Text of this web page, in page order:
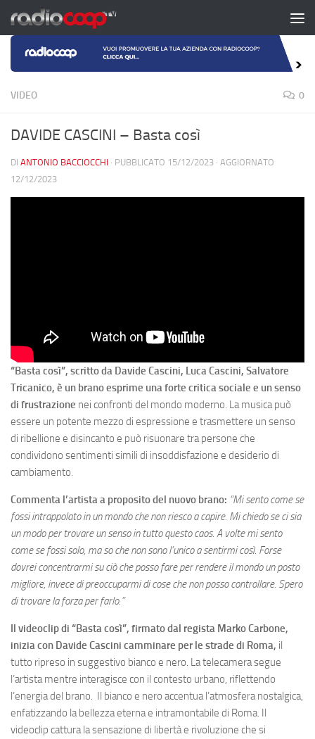
Salta al contenuto
VIDEO 0
DAVIDE CASCINI – Basta così
DI ANTONIO BACCIOCCHI · PUBBLICATO 15/12/2023 · AGGIORNATO
12/12/2023
“Basta così”, scritto da Davide Cascini, Luca Cascini, Salvatore
Tricanico, è un brano esprime una forte critica sociale e un senso
di frustrazione nei confronti del mondo moderno. La musica può
essere un potente mezzo di espressione e trasmettere un senso
di ribellione e disincanto e può risuonare tra persone che
condividono sentimenti simili di insoddisfazione e desiderio di
cambiamento.
Commenta l’artista a proposito del nuovo brano: “Mi sento come se
fossi intrappolato in un mondo che non riesco a capire. Mi chiedo se ci sia
un modo per trovare un senso in tutto questo caos. A volte mi sento
come se fossi solo, ma so che non sono l’unico a sentirmi così. Forse
dovrei concentrarmi su ciò che posso fare per rendere il mondo un posto
migliore, invece di preoccuparmi di cose che non posso controllare. Spero
di trovare la forza per farlo.”
Il videoclip di “Basta così”, firmato dal regista Marko Carbone,
inizia con Davide Cascini camminare per le strade di Roma, il
tutto ripreso in suggestivo bianco e nero. La telecamera segue
l’artista mentre interagisce con il contesto urbano, riflettendo
l’energia del brano. Il bianco e nero accentua l’atmosfera nostalgica,
enfatizzando la bellezza eterna e intramontabile di Roma. Il
videoclip cattura la sensazione di libertà e rivoluzione che si